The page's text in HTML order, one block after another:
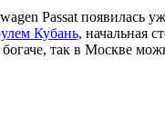
Passat появилась
Кубань, начальная
так в Москве